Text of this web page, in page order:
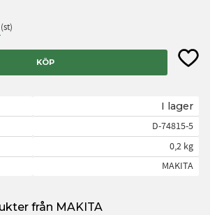
st
KÖP Lägg
I lager
D-74815-5
0,2 kg
MAKITA
från MAKITA